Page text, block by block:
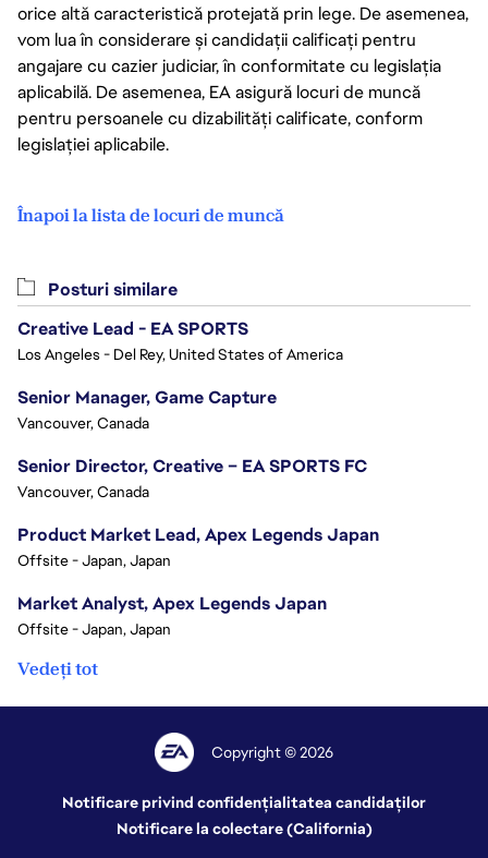
orice altă caracteristică protejată prin lege. De asemenea,
vom lua în considerare și candidații calificați pentru
angajare cu cazier judiciar, în conformitate cu legislația
aplicabilă. De asemenea, EA asigură locuri de muncă
pentru persoanele cu dizabilități calificate, conform
legislației aplicabile.
Înapoi la lista de locuri de muncă
Posturi similare
Creative Lead - EA SPORTS
Los Angeles - Del Rey, United States of America
Senior Manager, Game Capture
Vancouver, Canada
Senior Director, Creative – EA SPORTS FC
Vancouver, Canada
Product Market Lead, Apex Legends Japan
Offsite - Japan, Japan
Market Analyst, Apex Legends Japan
Offsite - Japan, Japan
Vedeți tot
Copyright © 2026
Notificare privind confidențialitatea candidaților
Notificare la colectare (California)